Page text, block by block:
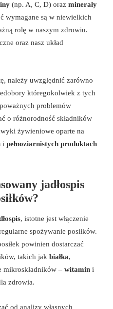
(np. A, C, D) oraz minerały
wymagane są w niewielkich
rolę w naszym zdrowiu.
oraz nasz układ
należy uwzględnić zarówno
któregokolwiek z tych
problemów
o różnorodność składników
żywieniowe oparte na
i pełnoziarnistych produktach
jadłospis
, istotne jest włączenie
spożywanie posiłków.
powinien dostarczać
takich jak białka,
mikroskładników – witamin i
zdrowia.
od analizy własnych